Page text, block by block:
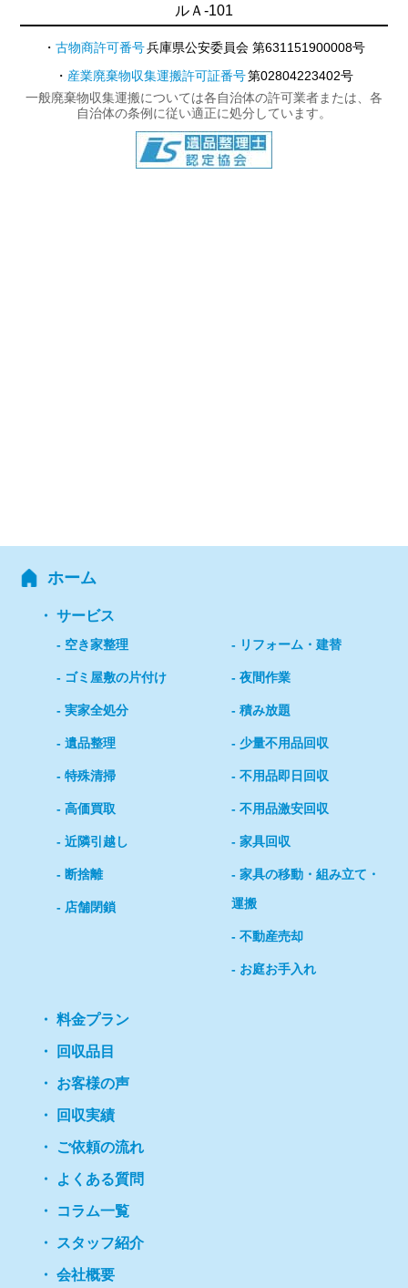
ルＡ-101
古物商許可番号兵庫県公安委員会 第631151900008号
産業廃棄物収集運搬許可証番号第02804223402号
一般廃棄物収集運搬については各自治体の許可業者または、各
自治体の条例に従い適正に処分しています。
ホーム
サービス
空き家整理
ゴミ屋敷の片付け
実家全処分
遺品整理
特殊清掃
高価買取
近隣引越し
断捨離
店舗閉鎖
リフォーム・建替
夜間作業
積み放題
少量不用品回収
不用品即日回収
不用品激安回収
家具回収
家具の移動・組み立て・
運搬
不動産売却
お庭お手入れ
料金プラン
回収品目
お客様の声
回収実績
ご依頼の流れ
よくある質問
コラム一覧
スタッフ紹介
会社概要